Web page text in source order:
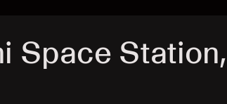
Space